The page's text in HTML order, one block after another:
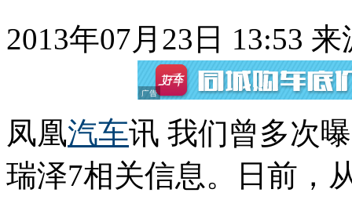
2013年07月23日 13:53 来
凤凰汽车讯 我们曾多次
瑞泽7相关信息。日前，